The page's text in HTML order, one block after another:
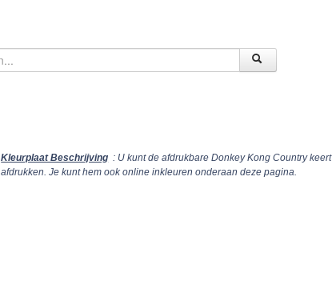
Kleurplaat Beschrijving : U kunt de afdrukbare Donkey Kong Country
afdrukken. Je kunt hem ook online inkleuren onderaan deze pagina.